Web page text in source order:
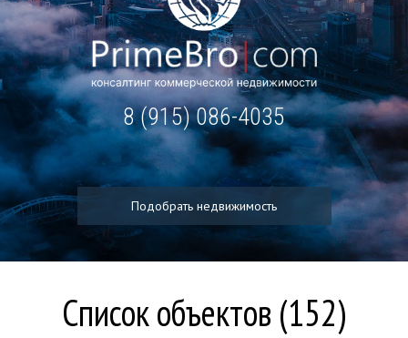
8 (915) 086-4035
Подобрать недвижимость
Список объектов (152)